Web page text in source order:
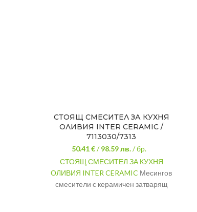
СТОЯЩ СМЕСИТЕЛ ЗА КУХНЯ
ОЛИВИЯ INTER CERAMIC /
7113030/7313
50.41 €/98.59лв. / бр.
СТОЯЩ СМЕСИТЕЛ ЗА КУХНЯ
ОЛИВИЯ INTER CERAMIC Месингов
смесители с керамичен затварящ